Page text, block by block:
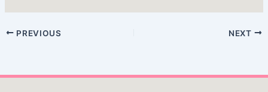
PREVIOUS NEXT